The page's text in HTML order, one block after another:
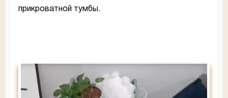
прикроватной тумбы.